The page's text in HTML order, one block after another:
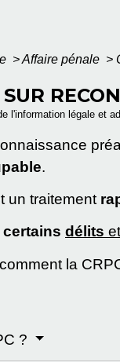
>Affaire pénale >
l'information légale et
.
un traitement
certains délits
la
?